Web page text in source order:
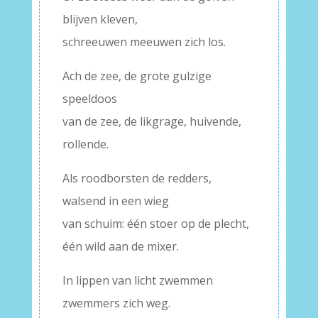
blijven kleven,
schreeuwen meeuwen zich los.
Ach de zee, de grote gulzige
speeldoos
van de zee, de likgrage, huivende,
rollende.
Als roodborsten de redders,
walsend in een wieg
van schuim: één stoer op de plecht,
één wild aan de mixer.
In lippen van licht zwemmen
zwemmers zich weg.